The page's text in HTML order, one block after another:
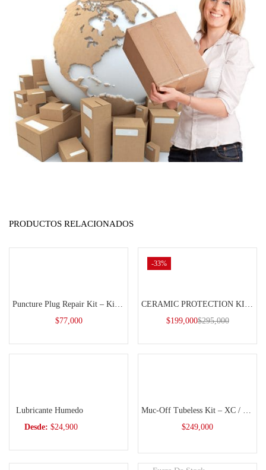
PRODUCTOS RELACIONADOS
Puncture Plug Repair Kit – Kit Reparación Tubeless
$77,000
CERAMIC PROTECTION KIT 15ML
$199,000$295,000
-33%
Lubricante Humedo
Desde: $24,900
Muc-Off Tubeless Kit – XC / Gravel
$249,000